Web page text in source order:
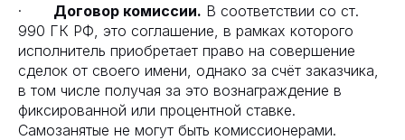
· Договор комиссии. В соответствии со ст.
990 ГК РФ, это соглашение, в рамках которого
исполнитель приобретает право на совершение
сделок от своего имени, однако за счёт заказчика,
в том числе получая за это вознаграждение в
фиксированной или процентной ставке.
Самозанятые не могут быть комиссионерами.